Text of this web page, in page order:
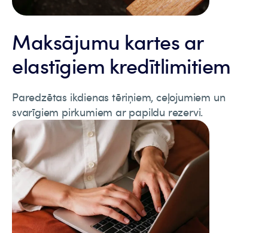
Maksājumu kartes ar
elastīgiem kredītlimitiem
Paredzētas ikdienas tēriņiem, ceļojumiem un
svarīgiem pirkumiem ar papildu rezervi.